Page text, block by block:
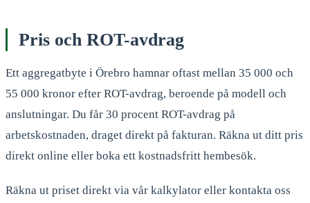
Pris och ROT-avdrag
Ett aggregatbyte i Örebro hamnar oftast mellan 35 000 och
55 000 kronor efter ROT-avdrag, beroende på modell och
anslutningar. Du får 30 procent ROT-avdrag på
arbetskostnaden, draget direkt på fakturan. Räkna ut ditt pris
direkt online eller boka ett kostnadsfritt hembesök.
Räkna ut priset direkt via vår kalkylator eller kontakta oss